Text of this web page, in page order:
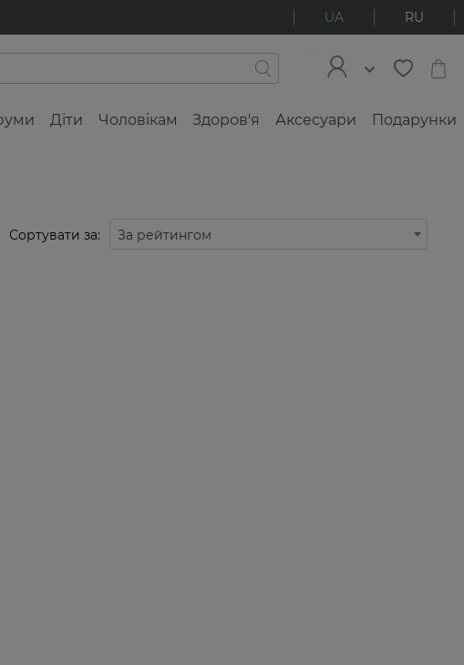
UA RU
Діти Чоловікам Здоров'я Аксесуари Подарунки
Сортувати за: За рейтингом